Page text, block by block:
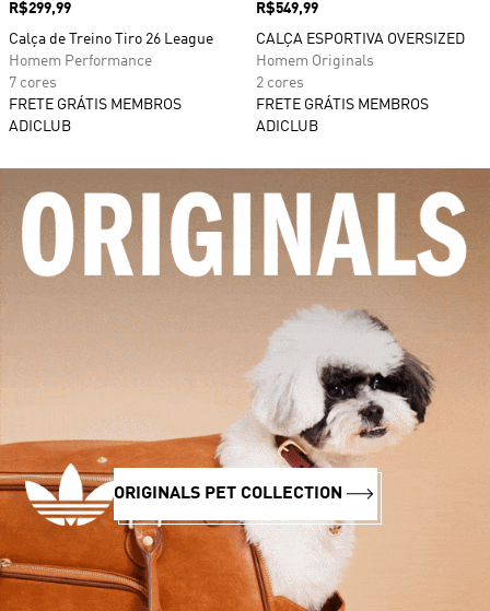
Preço
R$299,99
Calça de Treino Tiro 26 League
Homem Performance
7 cores
FRETE GRÁTIS MEMBROS
ADICLUB
Preço
R$549,99
CALÇA ESPORTIVA OVERSIZED
Homem Originals
2 cores
FRETE GRÁTIS MEMBROS
ADICLUB
ORIGINALS PET COLLECTION